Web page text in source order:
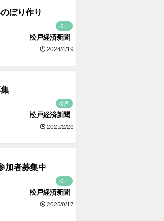
ぼり作り
松戸
松戸経済新聞
2024/4/19
松戸
松戸経済新聞
2025/2/26
加者募集中
松戸
松戸経済新聞
2025/9/17